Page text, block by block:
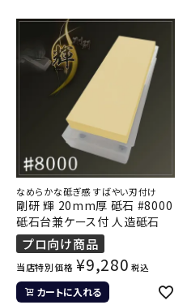
なめらかな砥ぎ感 すばやい刃付け
剛研 輝 20mm厚 砥石 #8000
砥石台兼ケース付 人造砥石
プロ向け商品
当店特別価格 ¥9,280 税込
カートに入れる